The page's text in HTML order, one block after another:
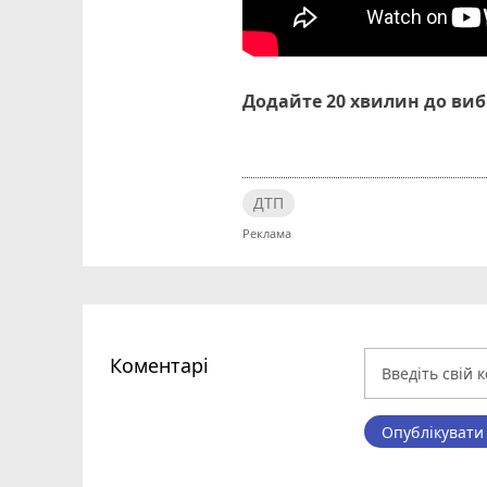
Додайте 20 хвилин до
ДТП
Коментарі